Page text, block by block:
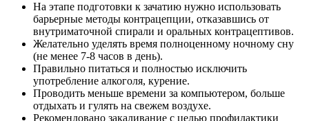
На этапе подготовки к зачатию нужно использовать
барьерные методы контрацепции, отказавшись от
внутриматочной спирали и оральных контрацептивов.
Желательно уделять время полноценному ночному сну
(не менее 7-8 часов в день).
Правильно питаться и полностью исключить
употребление алкоголя, курение.
Проводить меньше времени за компьютером, больше
отдыхать и гулять на свежем воздухе.
Рекомендовано закаливание с целью профилактики